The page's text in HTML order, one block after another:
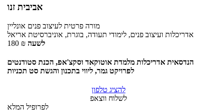
אביבית זנו
מורה פרטית לעיצוב פנים אונליין
אדריכלות ועיצוב פנים, לימודי תעודה, בוגרת, אוניברסיטת אריאל
180 ₪ לשעה
הנדסאית אדריכלות מלמדת אוטוקאד וסקצ'אפ, הכנת סטודנטים
לפרויקט גמר, ליווי בתכנון והגשת סט תכניות
להציג טלפון
לשלוח ווצאפ
לפרופיל המלא